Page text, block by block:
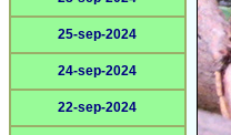
25-sep-2024
24-sep-2024
22-sep-2024